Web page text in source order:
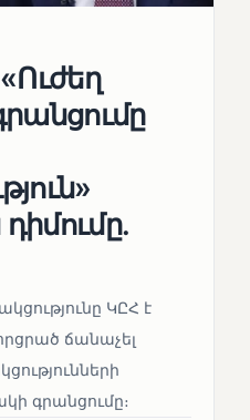
ԿԸՀ է
ճանաչել
գրանցումը։